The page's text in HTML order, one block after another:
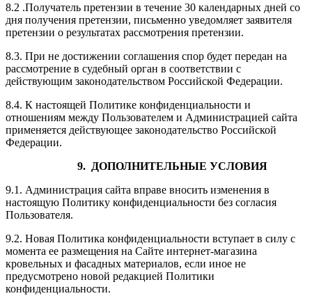
8.2 .Получатель претензии в течение 30 календарных дней со
дня получения претензии, письменно уведомляет заявителя
претензии о результатах рассмотрения претензии.
8.3. При не достижении соглашения спор будет передан на
рассмотрение в судебный орган в соответствии с
действующим законодательством Российской Федерации.
8.4. К настоящей Политике конфиденциальности и
отношениям между Пользователем и Администрацией сайта
применяется действующее законодательство Российской
Федерации.
9. ДОПОЛНИТЕЛЬНЫЕ УСЛОВИЯ
9.1. Администрация сайта вправе вносить изменения в
настоящую Политику конфиденциальности без согласия
Пользователя.
9.2. Новая Политика конфиденциальности вступает в силу с
момента ее размещения на Сайте интернет-магазина
кровельных и фасадных материалов, если иное не
предусмотрено новой редакцией Политики
конфиденциальности.